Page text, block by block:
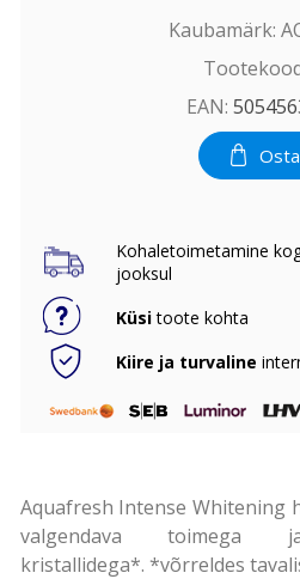
Kaubamärk:
EAN:
Osta
Kohaletoimetamine
jooksul
Küsitoote kohta
Kiire ja turvaline
Aquafresh Intense Whitening
valgendava toimega ja
kristallidega*. *võrreldes